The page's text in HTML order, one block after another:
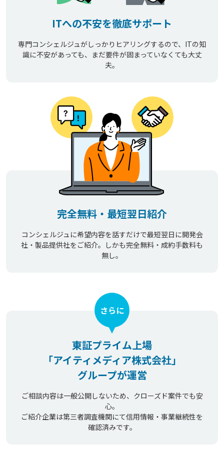
ITへの不安を徹底サポート
専門コンシェルジュがしっかりヒアリングするので、ITの知
識に不安があっても、まだ要件が固まっていなくても大丈
夫。
完全無料・最短翌日紹介
コンシェルジュに希望内容を話すだけで最短翌日に開発会
社・製品提供社をご紹介。しかも完全無料・成約手数料も
無し。
東証プライム上場
「アイティメディア株式会社」
グループが運営
さらに
ご相談内容は一般公開しないため、クローズド案件でも安
心。
ご紹介企業は第三者調査機関にて信用情報・事業継続性を
確認済みです。